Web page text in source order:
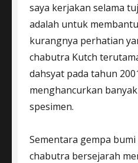
saya kerjakan selama
adalah untuk
kurangnya perhatian
chabutra Kutch
dahsyat pada tahun
menghancurkan
spesimen.
Sementara gempa
chabutra bersejarah